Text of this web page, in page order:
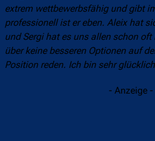
extrem wettbewerbsfähig und gibt
professionell ist er eben. Aleix hat
und Sergi hat es uns allen schon
über keine besseren Optionen auf
Position reden. Ich bin sehr
- Anzeige -